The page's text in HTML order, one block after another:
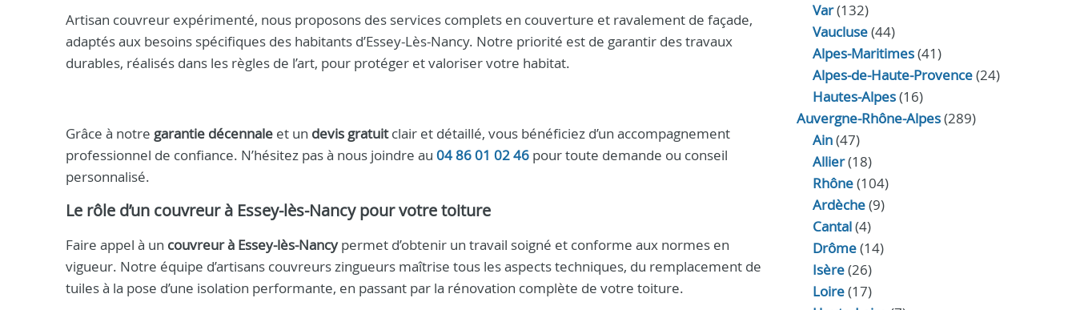
Artisan couvreur expérimenté, nous proposons des services complets en couverture et ravalement de façade,
adaptés aux besoins spécifiques des habitants d’Essey-Lès-Nancy. Notre priorité est de garantir des travaux
durables, réalisés dans les règles de l’art, pour protéger et valoriser votre habitat.
Grâce à notre garantie décennale et un devis gratuitclair et détaillé, vous bénéficiez d’un accompagnement
professionnel de confiance. N’hésitez pas à nous joindre au 04 86 01 02 46 pour toute demande ou conseil
personnalisé.
Le rôle d’un couvreur à Essey-lès-Nancypour votre toiture
Faire appel à un couvreur à Essey-lès-Nancypermet d’obtenir un travail soigné et conforme aux normes en
vigueur. Notre équipe d’artisans couvreurs zingueurs maîtrise tous les aspects techniques, du remplacement de
tuiles à la pose d’une isolation performante, en passant par la rénovation complète de votre toiture.
Var(132)
Vaucluse(44)
Alpes-Maritimes(41)
Alpes-de-Haute-Provence(24)
Hautes-Alpes(16)
Auvergne-Rhône-Alpes(289)
Ain(47)
Allier(18)
Rhône(104)
Ardèche(9)
Cantal(4)
Drôme(14)
Isère(26)
Loire(17)